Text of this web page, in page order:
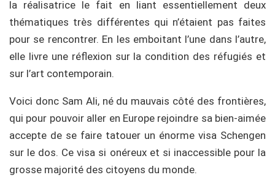
la réalisatrice le fait en liant essentiellement deux
thématiques très différentes qui n’étaient pas faites
pour se rencontrer. En les emboitant l’une dans l’autre,
elle livre une réflexion sur la condition des réfugiés et
sur l’art contemporain.
Voici donc Sam Ali, né du mauvais côté des frontières,
qui pour pouvoir aller en Europe rejoindre sa bien-aimée
accepte de se faire tatouer un énorme visa Schengen
sur le dos. Ce visa si onéreux et si inaccessible pour la
grosse majorité des citoyens du monde.